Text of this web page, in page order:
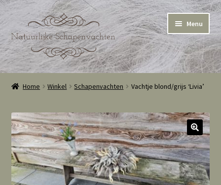
Ga
door
naar
navigatie
Ga
naar
de
inhoud
Menu
Home
Winkelmand
Cookie Policy (EU)
Home Winkel Schapenvachten Vachtje blond/grijs ‘Livia’